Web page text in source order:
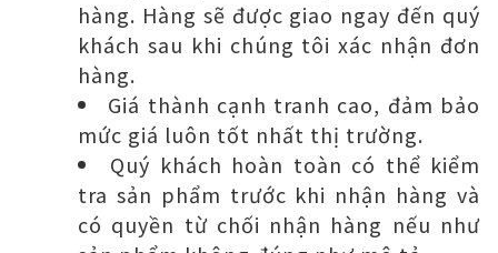
hàng. Hàng sẽ được giao ngay đến quý
khách sau khi chúng tôi xác nhận đơn
hàng.
Giá thành cạnh tranh cao, đảm bảo
mức giá luôn tốt nhất thị trường.
Quý khách hoàn toàn có thể kiểm
tra sản phẩm trước khi nhận hàng và
có quyền từ chối nhận hàng nếu như